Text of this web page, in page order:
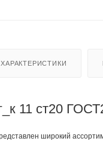
ХАРАКТЕРИСТИКИ
11 ст20
широкий